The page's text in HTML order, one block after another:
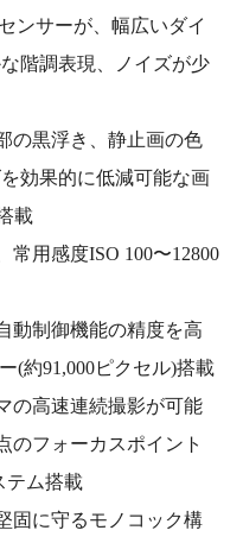
ンサーが、幅広いダイ
階調表現、ノイズが少
の黒浮き、静止画の色
効果的に低減可能な画
載
用感度ISO 100〜12800
動制御機能の精度を高
(約91,000ピクセル)搭載
の高速連続撮影が可能
のフォーカスポイント
テム搭載
固に守るモノコック構